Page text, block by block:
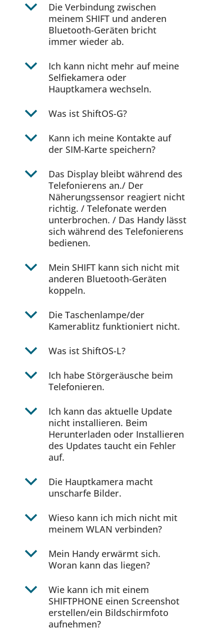
b
Die Verbindung zwischen
meinem SHIFT und anderen
Bluetooth-Geräten bricht
immer wieder ab.
b
Ich kann nicht mehr auf meine
Selfiekamera oder
Hauptkamera wechseln.
b Was ist ShiftOS-G?
b
Kann ich meine Kontakte auf
der SIM-Karte speichern?
b
Das Display bleibt während des
Telefonierens an./ Der
Näherungssensor reagiert nicht
richtig. / Telefonate werden
unterbrochen. / Das Handy lässt
sich während des Telefonierens
bedienen.
b
Mein SHIFT kann sich nicht mit
anderen Bluetooth-Geräten
koppeln.
b
Die Taschenlampe/der
Kamerablitz funktioniert nicht.
b Was ist ShiftOS-L?
b
Ich habe Störgeräusche beim
Telefonieren.
b
Ich kann das aktuelle Update
nicht installieren. Beim
Herunterladen oder Installieren
des Updates taucht ein Fehler
auf.
b
Die Hauptkamera macht
unscharfe Bilder.
b
Wieso kann ich mich nicht mit
meinem WLAN verbinden?
b
Mein Handy erwärmt sich.
Woran kann das liegen?
b
Wie kann ich mit einem
SHIFTPHONE einen Screenshot
erstellen/ein Bildschirmfoto
aufnehmen?